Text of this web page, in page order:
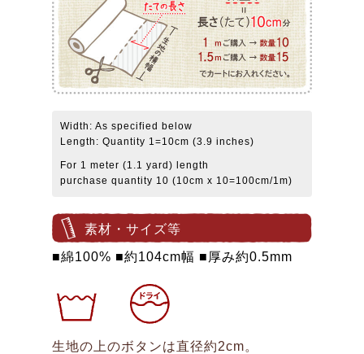
Width: As specified below
Length: Quantity 1=10cm (3.9 inches)
For 1 meter (1.1 yard) length
purchase quantity 10 (10cm x 10=100cm/1m)
素材・サイズ等
■綿100% ■約104cm幅 ■厚み約0.5mm
生地の上のボタンは直径約2cm。